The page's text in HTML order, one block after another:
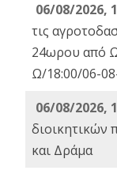
06/08/2026,
τις
24ωρου από
Ω/18:00/06-
06/08/2026,
διοικητικών
και Δράμα